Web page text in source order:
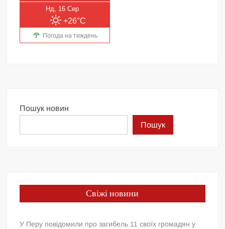
Нд, 16 Сер
+26°C
Погода на тиждень
Пошук новин
Пошук
Свіжі новини
У Перу повідомили про загибель 11 своїх громадян у